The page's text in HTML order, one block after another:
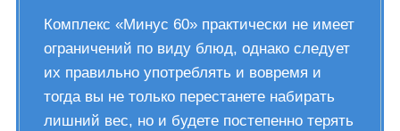
Комплекс «Минус 60» практически не имеет
ограничений по виду блюд, однако следует
их правильно употреблять и вовремя и
тогда вы не только перестанете набирать
лишний вес, но и будете постепенно терять